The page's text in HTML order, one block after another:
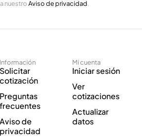
nuestroAviso de privacidad.
Información
Solicitar
cotización
Preguntas
frecuentes
Aviso de
privacidad
Mi cuenta
Iniciar sesión
Ver
cotizaciones
Actualizar
datos